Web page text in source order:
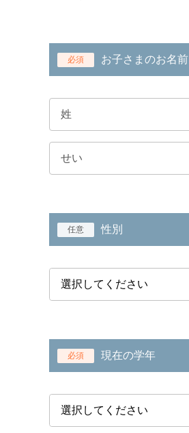
必須 お子さまのお名前
任意 性別
必須 現在の学年